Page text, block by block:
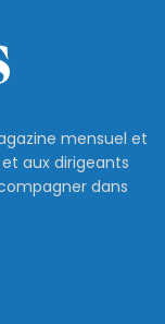
mensuel et
aux dirigeants
dans